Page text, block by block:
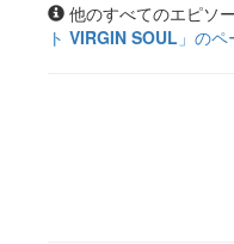
他のすべてのエピソ
ト VIRGIN SOUL 」の